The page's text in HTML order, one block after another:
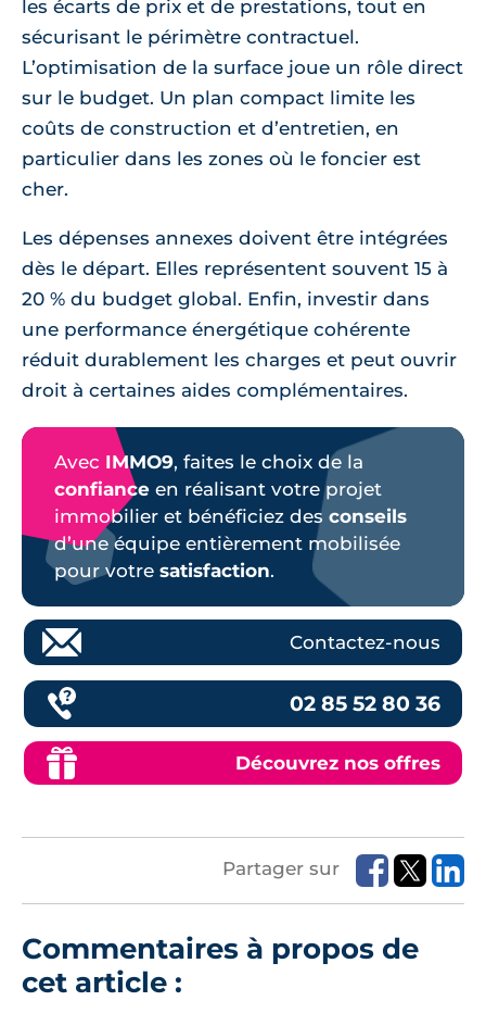
les écarts de prix et de prestations, tout en
sécurisant le périmètre contractuel.
L’optimisation de la surface joue un rôle direct
sur le budget. Un plan compact limite les
coûts de construction et d’entretien, en
particulier dans les zones où le foncier est
cher.
Les dépenses annexes doivent être intégrées
dès le départ. Elles représentent souvent 15 à
20 % du budget global. Enfin, investir dans
une performance énergétique cohérente
réduit durablement les charges et peut ouvrir
droit à certaines aides complémentaires.
Avec IMMO9, faites le choix de la
confiance en réalisant votre projet
immobilier et bénéficiez des conseils
d’une équipe entièrement mobilisée
pour votre satisfaction.
Contactez-nous
02 85 52 80 36
Découvrez nos offres
Partager sur
Commentaires à propos de
cet article :